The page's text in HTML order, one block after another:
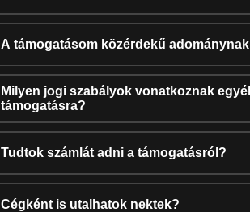
A támogatásom közérdekű
Milyen jogi szabályok vonatkoznak
támogatásra?
Tudtok számlát adni a támogatásról?
Cégként is utalhatok nektek?